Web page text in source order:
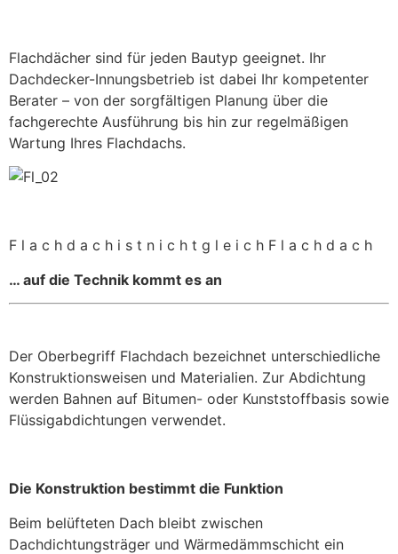
Flachdächer sind für jeden Bautyp geeignet. Ihr
Dachdecker-Innungsbetrieb ist dabei Ihr kompetenter
Berater – von der sorgfältigen Planung über die
fachgerechte Ausführung bis hin zur regelmäßigen
Wartung Ihres Flachdachs.
F l a c h d a c h i s t n i c h t g l e i c h F l a c h d a c h
… auf die Technik kommt es an
Der Oberbegriff Flachdach bezeichnet unterschiedliche
Konstruktionsweisen und Materialien. Zur Abdichtung
werden Bahnen auf Bitumen- oder Kunststoffbasis sowie
Flüssigabdichtungen verwendet.
Die Konstruktion bestimmt die Funktion
Beim belüfteten Dach bleibt zwischen
Dachdichtungsträger und Wärmedämmschicht ein